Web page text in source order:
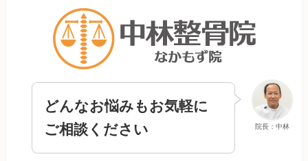
院長：中林
どんなお悩みもお気軽に
ご相談ください